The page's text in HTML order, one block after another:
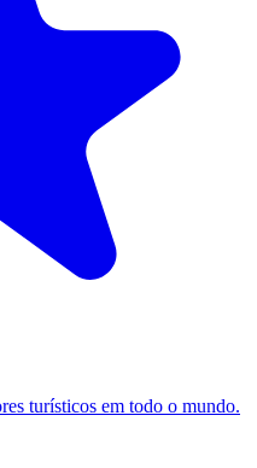
turísticos em todo o mundo.